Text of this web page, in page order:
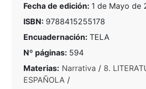
Fecha de edición: 1 de Mayo de
ISBN: 9788415255178
Encuadernación: TELA
Nº páginas: 594
Materias: Narrativa / 8.
ESPAÑOLA /